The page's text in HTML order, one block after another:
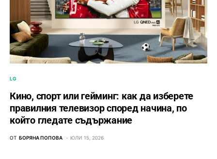
LG
Кино, спорт или гейминг: как да изберете
правилния телевизор според начина, по
който гледате съдържание
ОТ БОРЯНА ПОПОВА ЮЛИ 15, 2026